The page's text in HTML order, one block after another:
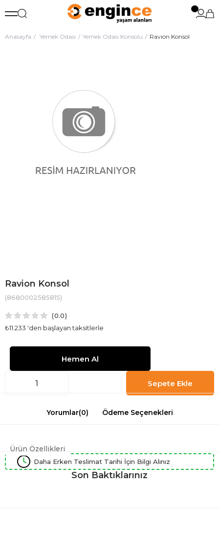
Anasayfa Yemek Odası Yemek Odası Konsolu Ravion Konsol
Ravion Konsol
(8680002585815)
0.0
₺11.233 'den başlayan taksitlerle
Yorumlar(0) Ödeme Seçenekleri
Ürün Özellikleri
Daha Erken Teslimat Tarihi İçin Bilgi Alınız
Son Baktıklarınız